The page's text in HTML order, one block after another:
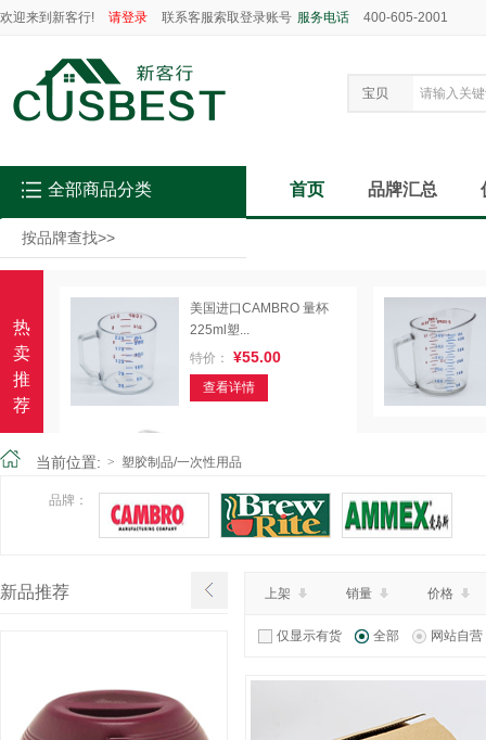
欢迎来到新客行! 请登录 联系客服索取登录账号 服务电话 400-605-2001
宝贝
按品牌查找>>
全部商品分类 首页 品牌汇总
热
卖
推
荐
美国进口CAMBRO 量杯
225ml塑...
特价：
¥55.00
查看详情
K...
查看详情
当前位置: > 塑胶制品/一次性用品
品牌：
新品推荐 上架 销量 价格
仅显示有货 全部 网站自营